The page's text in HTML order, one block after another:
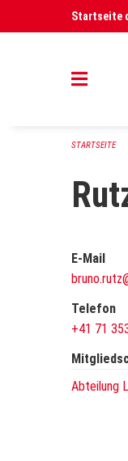
Navigation überspringen
Startseite
STARTSEITE
E-Mail
Telefon
+41 71
Abteilung